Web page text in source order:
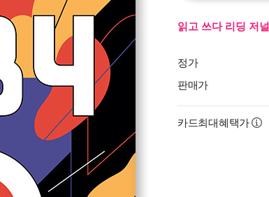
읽고 쓰다 리딩 저널
정가
판매가
카드최대혜택가